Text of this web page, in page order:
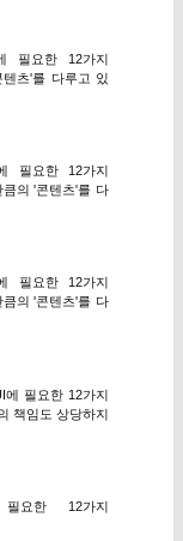
필요한 12가지
츠'를 다루고 있
필요한 12가지
의 '콘텐츠'를 다
필요한 12가지
의 '콘텐츠'를 다
에 필요한 12가지
책임도 상당하지
요한 12가지